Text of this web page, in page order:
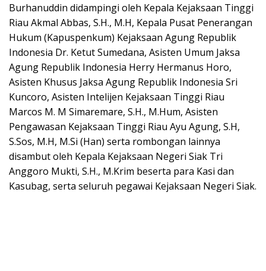
Burhanuddin didampingi oleh Kepala Kejaksaan Tinggi
Riau Akmal Abbas, S.H., M.H, Kepala Pusat Penerangan
Hukum (Kapuspenkum) Kejaksaan Agung Republik
Indonesia Dr. Ketut Sumedana, Asisten Umum Jaksa
Agung Republik Indonesia Herry Hermanus Horo,
Asisten Khusus Jaksa Agung Republik Indonesia Sri
Kuncoro, Asisten Intelijen Kejaksaan Tinggi Riau
Marcos M. M Simaremare, S.H., M.Hum, Asisten
Pengawasan Kejaksaan Tinggi Riau Ayu Agung, S.H,
S.Sos, M.H, M.Si (Han) serta rombongan lainnya
disambut oleh Kepala Kejaksaan Negeri Siak Tri
Anggoro Mukti, S.H., M.Krim beserta para Kasi dan
Kasubag, serta seluruh pegawai Kejaksaan Negeri Siak.